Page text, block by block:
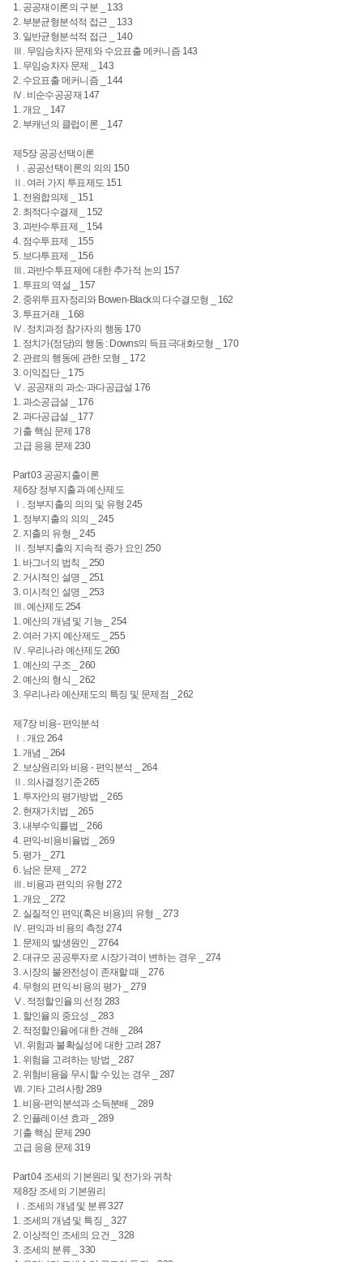
1. 공공재이론의 구분 _ 133
2. 부분균형분석적 접근 _ 133
3. 일반균형분석적 접근 _ 140
Ⅲ. 무임승차자 문제와 수요표출 메커니즘 143
1. 무임승차자 문제 _ 143
2. 수요표출 메커니즘 _ 144
Ⅳ. 비순수공공재 147
1. 개요 _ 147
2. 부캐넌의 클럽이론 _ 147
제5장 공공선택이론
Ⅰ. 공공선택이론의 의의 150
Ⅱ. 여러 가지 투표제도 151
1. 전원합의제 _ 151
2. 최적다수결제 _ 152
3. 과반수투표제 _ 154
4. 점수투표제 _ 155
5. 보다투표제 _ 156
Ⅲ. 과반수투표제에 대한 추가적 논의 157
1. 투표의 역설 _ 157
2. 중위투표자정리와 Bowen-Black의 다수결모형 _ 162
3. 투표거래 _ 168
Ⅳ. 정치과정 참가자의 행동 170
1. 정치가(정당)의 행동 : Downs의 득표극대화모형 _ 170
2. 관료의 행동에 관한 모형 _ 172
3. 이익집단 _ 175
Ⅴ. 공공재의 과소·과다공급설 176
1. 과소공급설 _ 176
2. 과다공급설 _ 177
기출 핵심 문제 178
고급 응용 문제 230
Part 03 공공지출이론
제6장 정부지출과 예산제도
Ⅰ. 정부지출의 의의 및 유형 245
1. 정부지출의 의의 _ 245
2. 지출의 유형 _ 245
Ⅱ. 정부지출의 지속적 증가 요인 250
1. 바그너의 법칙 _ 250
2. 거시적인 설명 _ 251
3. 미시적인 설명 _ 253
Ⅲ. 예산제도 254
1. 예산의 개념 및 기능 _ 254
2. 여러 가지 예산제도 _ 255
Ⅳ. 우리나라 예산제도 260
1. 예산의 구조 _ 260
2. 예산의 형식 _ 262
3. 우리나라 예산제도의 특징 및 문제점 _ 262
제7장 비용- 편익분석
Ⅰ. 개요 264
1. 개념 _ 264
2. 보상원리와 비용 - 편익분석 _ 264
Ⅱ. 의사결정기준 265
1. 투자안의 평가방법 _ 265
2. 현재가치법 _ 265
3. 내부수익률법 _ 266
4. 편익-비용비율법 _ 269
5. 평가 _ 271
6. 남은 문제 _ 272
Ⅲ. 비용과 편익의 유형 272
1. 개요 _ 272
2. 실질적인 편익(혹은 비용)의 유형 _ 273
Ⅳ. 편익과 비용의 측정 274
1. 문제의 발생원인 _ 2764
2. 대규모 공공투자로 시장가격이 변하는 경우 _ 274
3. 시장의 불완전성이 존재할 때 _ 276
4. 무형의 편익·비용의 평가 _ 279
Ⅴ. 적정할인율의 선정 283
1. 할인율의 중요성 _ 283
2. 적정할인율에 대한 견해 _ 284
Ⅵ. 위험과 불확실성에 대한 고려 287
1. 위험을 고려하는 방법 _ 287
2. 위험비용을 무시할 수 있는 경우 _ 287
Ⅶ. 기타 고려사항 289
1. 비용-편익분석과 소득분배 _ 289
2. 인플레이션 효과 _ 289
기출 핵심 문제 290
고급 응용 문제 319
Part 04 조세의 기본원리 및 전가와 귀착
제8장 조세의 기본원리
Ⅰ. 조세의 개념 및 분류 327
1. 조세의 개념 및 특징 _ 327
2. 이상적인 조세의 요건 _ 328
3. 조세의 분류 _ 330